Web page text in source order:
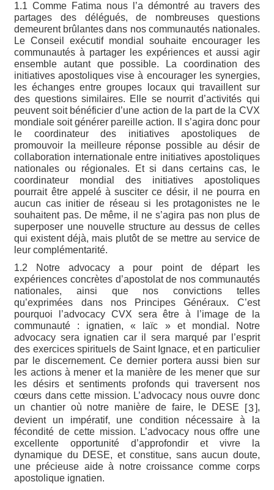
1.1 Comme Fatima nous l’a démontré au travers des
partages des délégués, de nombreuses questions
demeurent brûlantes dans nos communautés nationales.
Le Conseil exécutif mondial souhaite encourager les
communautés à partager les expériences et aussi agir
ensemble autant que possible. La coordination des
initiatives apostoliques vise à encourager les synergies,
les échanges entre groupes locaux qui travaillent sur
des questions similaires. Elle se nourrit d’activités qui
peuvent soit bénéficier d’une action de la part de la CVX
mondiale soit générer pareille action. Il s’agira donc pour
le coordinateur des initiatives apostoliques de
promouvoir la meilleure réponse possible au désir de
collaboration internationale entre initiatives apostoliques
nationales ou régionales. Et si dans certains cas, le
coordinateur mondial des initiatives apostoliques
pourrait être appelé à susciter ce désir, il ne pourra en
aucun cas initier de réseau si les protagonistes ne le
souhaitent pas. De même, il ne s’agira pas non plus de
superposer une nouvelle structure au dessus de celles
qui existent déjà, mais plutôt de se mettre au service de
leur complémentarité.
1.2 Notre advocacy a pour point de départ les
expériences concrètes d’apostolat de nos communautés
nationales, ainsi que nos convictions telles
qu’exprimées dans nos Principes Généraux. C’est
pourquoi l’advocacy CVX sera être à l’image de la
communauté : ignatien, « laïc » et mondial. Notre
advocacy sera ignatien car il sera marqué par l’esprit
des exercices spirituels de Saint Ignace, et en particulier
par le discernement. Ce dernier portera aussi bien sur
les actions à mener et la manière de les mener que sur
les désirs et sentiments profonds qui traversent nos
cœurs dans cette mission. L’advocacy nous ouvre donc
un chantier où notre manière de faire, le DESE [3],
devient un impératif, une condition nécessaire à la
fécondité de cette mission. L’advocacy nous offre une
excellente opportunité d’approfondir et vivre la
dynamique du DESE, et constitue, sans aucun doute,
une précieuse aide à notre croissance comme corps
apostolique ignatien.